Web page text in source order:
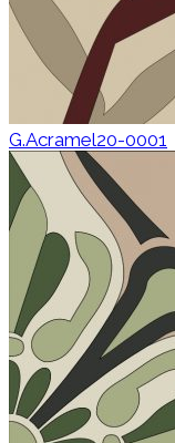
G.Acramel20-0001